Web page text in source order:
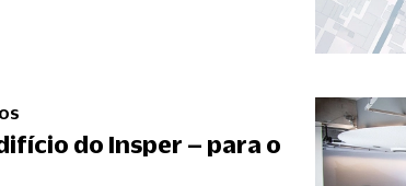
do Insper – para o